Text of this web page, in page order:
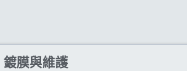
鍍膜與維護